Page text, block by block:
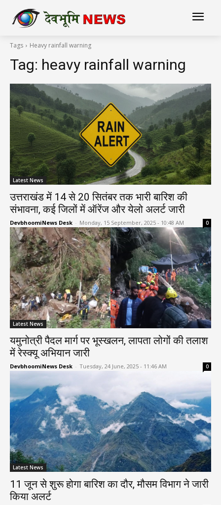
Tags Heavy rainfall warning
Tag: heavy rainfall warning
Latest News
उत्तराखंड में 14 से 20 सितंबर तक भारी बारिश की
संभावना, कई जिलों में ऑरेंज और येलो अलर्ट जारी
DevbhoomiNews Desk - Monday, 15 September, 2025 - 10:48 AM 0
Latest News
यमुनोत्री पैदल मार्ग पर भूस्खलन, लापता लोगों की तलाश
में रेस्क्यू अभियान जारी
DevbhoomiNews Desk - Tuesday, 24 June, 2025 - 11:46 AM 0
Latest News
11 जून से शुरू होगा बारिश का दौर, मौसम विभाग ने जारी
किया अलर्ट